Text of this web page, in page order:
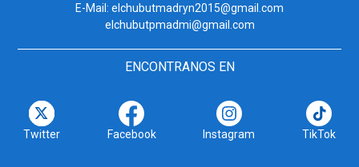
E-Mail: elchubutmadryn2015@gmail.com
elchubutpmadmi@gmail.com
ENCONTRANOS EN
Twitter Facebook Instagram TikTok